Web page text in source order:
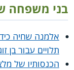
בני משפחה
אלמנה שחיה
תלויים עבור בן
הכנסותיו של